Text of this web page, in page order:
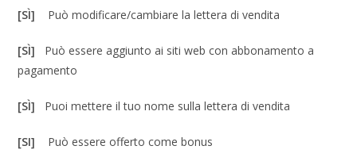
[SÌ] Può modificare/cambiare la lettera di vendita
[SÌ] Può essere aggiunto ai siti web con abbonamento a
pagamento
[SÌ] Puoi mettere il tuo nome sulla lettera di vendita
[SI] Può essere offerto come bonus